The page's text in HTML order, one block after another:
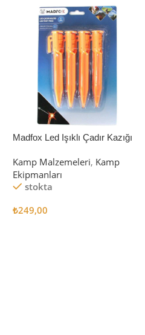
Madfox Led Işıklı Çadır Kazığı
Kamp Malzemeleri, Kamp
Ekipmanları
stokta
₺249,00